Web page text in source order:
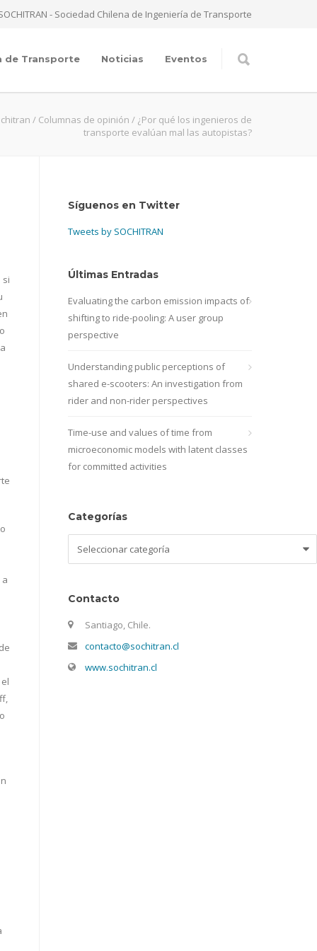
- Sociedad Chilena de Ingeniería de Transporte
de Transporte Noticias Eventos
/ Columnas de opinión / ¿Por qué los ingenieros de
transporte evalúan mal las autopistas?
si
Síguenos en Twitter
Tweets by SOCHITRAN
Últimas Entradas
Evaluating the carbon emission impacts of
shifting to ride-pooling: A user group
perspective
Understanding public perceptions of
shared e-scooters: An investigation from
rider and non-rider perspectives
Time-use and values of time from
microeconomic models with latent classes
for committed activities
Categorías
Contacto
Santiago, Chile.
contacto@sochitran.cl
www.sochitran.cl